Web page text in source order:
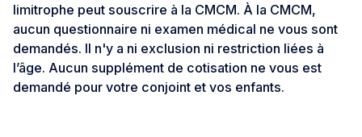
limitrophe peut souscrire à la CMCM. À la CMCM,
aucun questionnaire ni examen médical ne vous sont
demandés. Il n'y a ni exclusion ni restriction liées à
l’âge. Aucun supplément de cotisation ne vous est
demandé pour votre conjoint et vos enfants.